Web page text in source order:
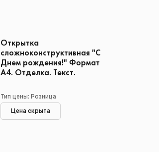
Открытка
сложноконструктивная "С
Днем рождения!" Формат
А4. Отделка. Текст.
Тип цены: Розница
Цена скрыта